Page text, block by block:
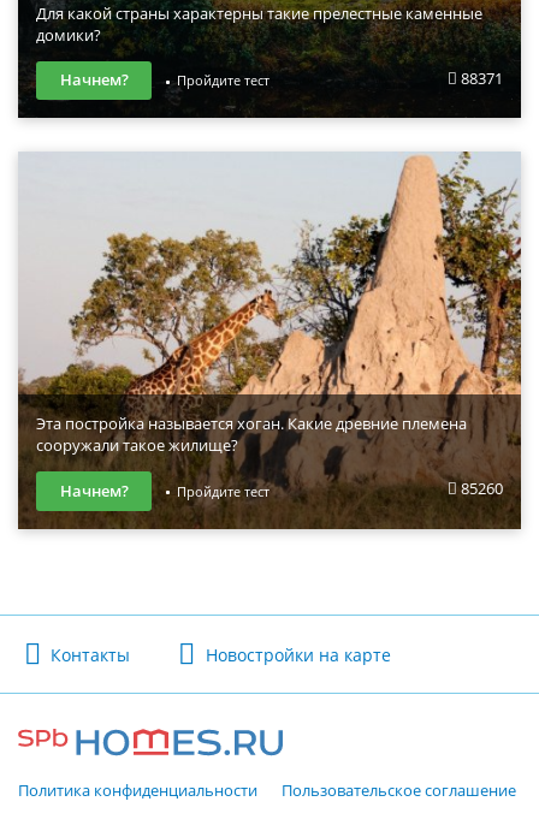
Для какой страны характерны такие прелестные каменные
домики?
88371
Начнем? Пройдите тест
Эта постройка называется хоган. Какие древние племена
сооружали такое жилище?
85260
Начнем? Пройдите тест
Контакты Новостройки на карте
Политика конфиденциальности Пользовательское соглашение